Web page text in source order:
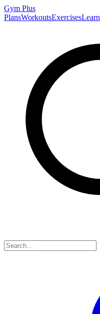
Gym Plus
PlansWorkoutsExercisesLearn